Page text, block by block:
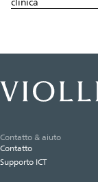
Contatto & aiuto
Contatto
Supporto ICT